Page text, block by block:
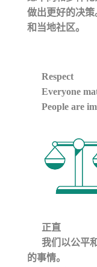
做出更好的决
和当地社区。
Respect
Everyone
People are
正直
我们以公平
的事情。